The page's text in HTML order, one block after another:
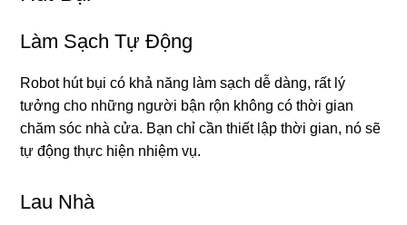
Làm Sạch Tự Động
Robot hút bụi có khả năng làm sạch dễ dàng, rất lý
tưởng cho những người bận rộn không có thời gian
chăm sóc nhà cửa. Bạn chỉ cần thiết lập thời gian, nó sẽ
tự động thực hiện nhiệm vụ.
Lau Nhà